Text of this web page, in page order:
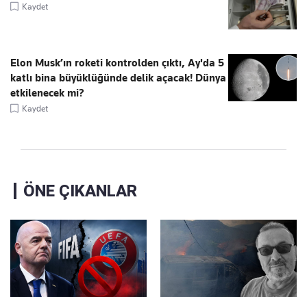
Kaydet
Elon Musk’ın roketi kontrolden çıktı, Ay'da 5
katlı bina büyüklüğünde delik açacak! Dünya
etkilenecek mi?
Kaydet
ÖNE ÇIKANLAR